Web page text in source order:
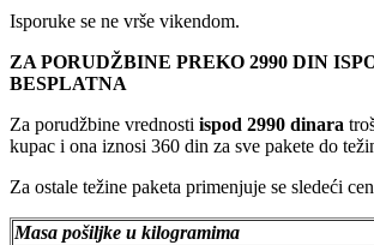
Isporuke se ne vrše vikendom.
ZA PORUDŽBINE PREKO 2990 DIN
BESPLATNA
Za porudžbine vrednosti ispod 2990 dinara
kupac i ona iznosi 360 din za sve pakete do
Za ostale težine paketa primenjuje se sledeći
Masa pošiljke u kilogramima